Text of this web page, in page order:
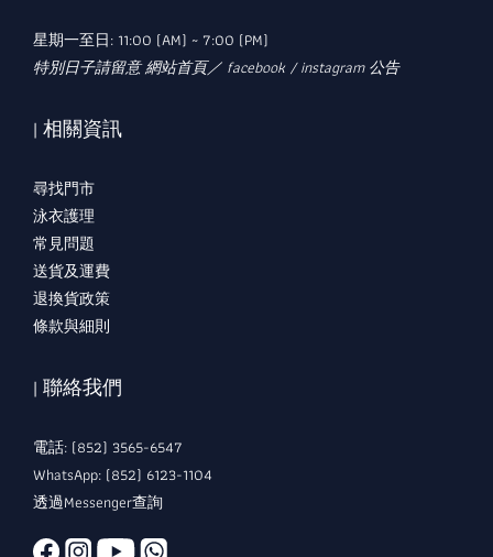
星期一至日: 11:00 (AM) ~ 7:00 (PM)
特別日子請留意 網站首頁／ facebook / instagram 公告
| 相關資訊
尋找門市
泳衣護理
常見問題
送貨及運費
退換貨政策
條款與細則
| 聯絡我們
電話: (852) 3565-6547
WhatsApp: (852) 6123-1104
透過Messenger查詢